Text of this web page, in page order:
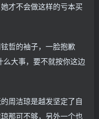
才不会做这样的亏本买
哲的袖子，一脸抱歉
么大事，要不就按你这边
周洁琼是越发坚定了自
那可不够，另外一个也